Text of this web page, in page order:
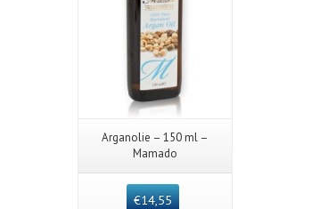
Arganolie – 150 ml –
Mamado
€14,55